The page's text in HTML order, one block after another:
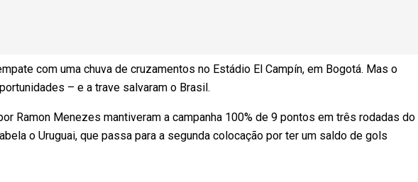
com uma chuva de cruzamentos no Estádio El Campín, em Bogotá. Mas o
– e a trave salvaram o Brasil.
Ramon Menezes mantiveram a campanha 100% de 9 pontos em três rodadas do
o Uruguai, que passa para a segunda colocação por ter um saldo de gols